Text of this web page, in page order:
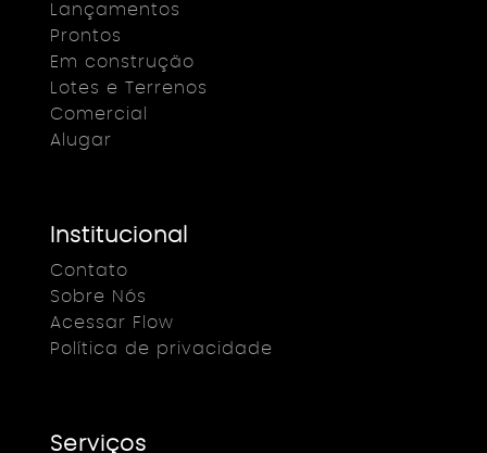
Lançamentos
Prontos
Em construção
Lotes e Terrenos
Comercial
Alugar
Institucional
Contato
Sobre Nós
Acessar Flow
Política de privacidade
Serviços